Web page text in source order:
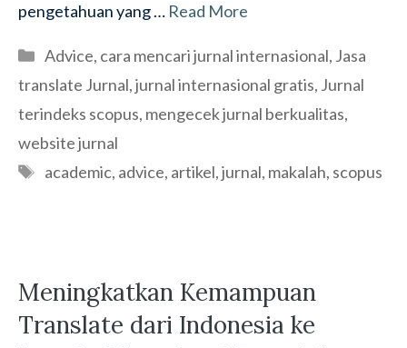
pengetahuan yang … Read More
Categories
Advice, cara mencari jurnal internasional, Jasa
translate Jurnal,jurnal internasional gratis, Jurnal
terindeks scopus, mengecek jurnal berkualitas,
website jurnal
Tags
academic, advice, artikel,jurnal, makalah, scopus
Meningkatkan Kemampuan
Translate dari Indonesia ke